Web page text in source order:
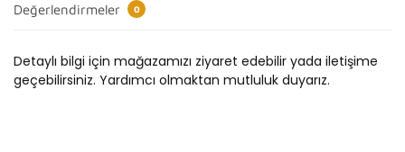
Değerlendirmeler 0
Detaylı bilgi için mağazamızı ziyaret edebilir yada iletişime
geçebilirsiniz. Yardımcı olmaktan mutluluk duyarız.